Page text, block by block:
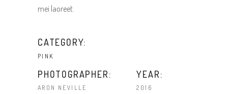
mei laoreet.
CATEGORY:
PINK
PHOTOGRAPHER:
ARON NEVILLE
YEAR:
2016